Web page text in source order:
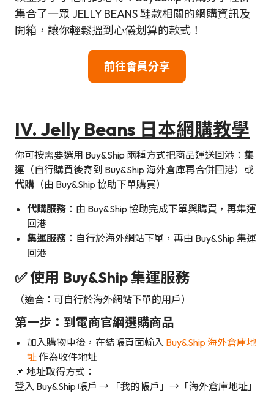
集合了一眾 JELLY BEANS 鞋款相關的網購資訊及
開箱，讓你輕鬆搵到心儀划算的款式！
前往會員分享
IV. Jelly Beans 日本網購教學
你可按需要選用 Buy&Ship 兩種方式把商品運送回港： 集
運 （自行購買後寄到 Buy&Ship 海外倉庫再合併回港）或
代購 （由 Buy&Ship 協助下單購買）
代購服務 ：由 Buy&Ship 協助完成下單與購買，再集運
回港
集運服務 ：自行於海外網站下單，再由 Buy&Ship 集運
回港
✅ 使用 Buy&Ship 集運服務
（適合：可自行於海外網站下單的用戶）
第一步：到電商官網選購商品
加入購物車後，在結帳頁面輸入 Buy&Ship 海外倉庫地
址作為收件地址
📌 地址取得方式：
登入 Buy&Ship 帳戶 → 「我的帳戶」→「海外倉庫地址」